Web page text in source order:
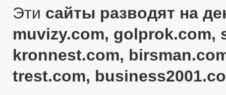
Эти сайты разводят на
muvizy.com, golprok.com,
kronnest.com,
trest.com,